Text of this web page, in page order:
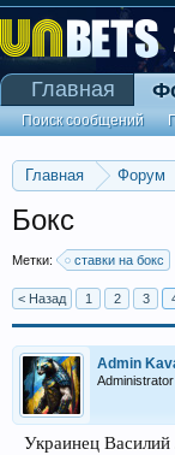
Главная Форум
Бокс
Метки: ставки на бокс
< Назад 1 2 3
Admin
Administrator
Украинец Василий
Главная
Поиск сообщений